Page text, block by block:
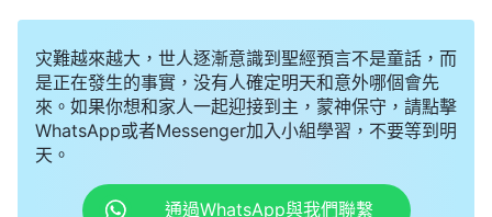
灾難越來越大，世人逐漸意識到聖經預言不是童話，而
是正在發生的事實，没有人確定明天和意外哪個會先
來。如果你想和家人一起迎接到主，蒙神保守，請點擊
WhatsApp或者Messenger加入小組學習，不要等到明
天。
通過WhatsApp與我們聯繫